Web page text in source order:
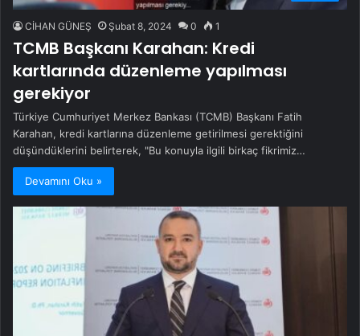
CİHAN GÜNEŞ Şubat 8, 2024 0 1
TCMB Başkanı Karahan: Kredi
kartlarında düzenleme yapılması
gerekiyor
Türkiye Cumhuriyet Merkez Bankası (TCMB) Başkanı Fatih
Karahan, kredi kartlarına düzenleme getirilmesi gerektiğini
düşündüklerini belirterek, "Bu konuyla ilgili birkaç fikrimiz…
Devamını Oku »